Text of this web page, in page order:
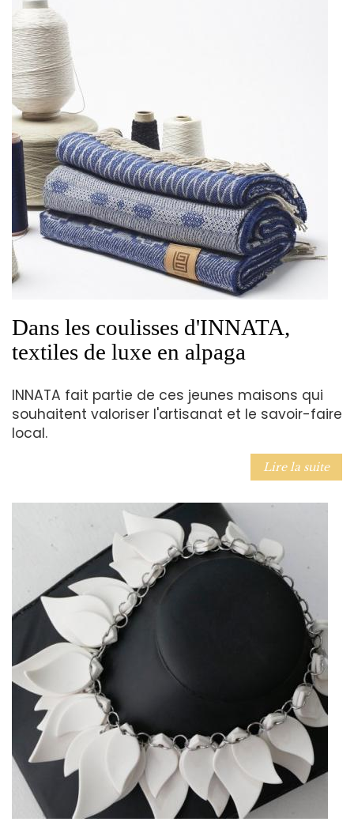
Dans les coulisses d'INNATA,
textiles de luxe en alpaga
INNATA fait partie de ces jeunes maisons qui
souhaitent valoriser l'artisanat et le savoir-faire
local.
Lire la suite